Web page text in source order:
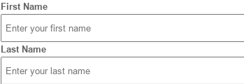
First Name
Last Name